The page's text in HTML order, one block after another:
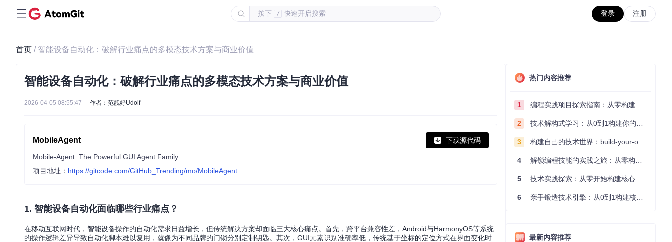
按下 / 快速开启搜索 登录 注册
首页 / 智能设备自动化：破解行业痛点的多模态技术方案与商业价值
智能设备自动化：破解行业痛点的多模态技术方案与商业价值
2026-04-05 08:55:47 作者：范靓好Udolf
MobileAgent 下载源代码
Mobile-Agent: The Powerful GUI Agent Family
项目地址： https://gitcode.com/GitHub_Trending/mo/MobileAgent
1. 智能设备自动化面临哪些行业痛点？
在移动互联网时代，智能设备操作的自动化需求日益增长，但传统解决方案却面临三大核心痛点。首先，跨平台兼容性差，Android与HarmonyOS等系统
的操作逻辑差异导致自动化脚本难以复用，就像为不同品牌的门锁分别定制钥匙。其次，GUI元素识别准确率低，传统基于坐标的定位方式在界面变化时
热门内容推荐
1 编程实践项目探索指南：从零构建技术能力体系
2 技术解构式学习：从0到1构建你的编程知识体系
3 构建自己的技术世界：build-your-own-x项目的实践探索指南
4 解锁编程技能的实践之旅：从零构建你的技术世界
5 技术实践探索：从零开始构建核心系统的实践指南
6 亲手锻造技术引擎：从0到1构建核心系统的实践指南
最新内容推荐